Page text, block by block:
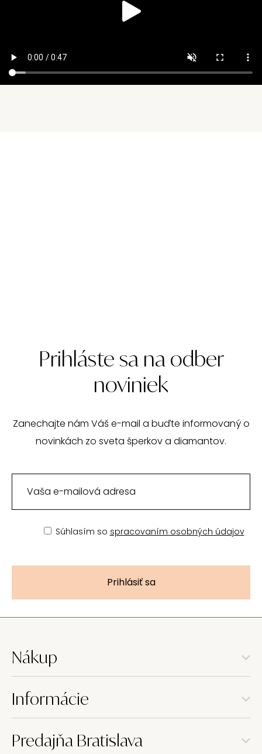
Prihláste sa na odber
noviniek
Zanechajte nám Váš e-mail a buďte informovaný o
novinkách zo sveta šperkov a diamantov.
Súhlasím so spracovaním osobných údajov
Prihlásiť sa
Nákup
Informácie
Predajňa Bratislava